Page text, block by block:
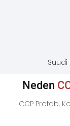
Suudi
Neden
CCP Prefab,